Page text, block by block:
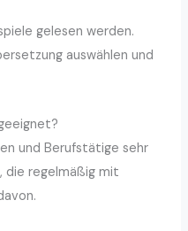
gelesen werden.
auswählen und
und Berufstätige sehr
die regelmäßig mit